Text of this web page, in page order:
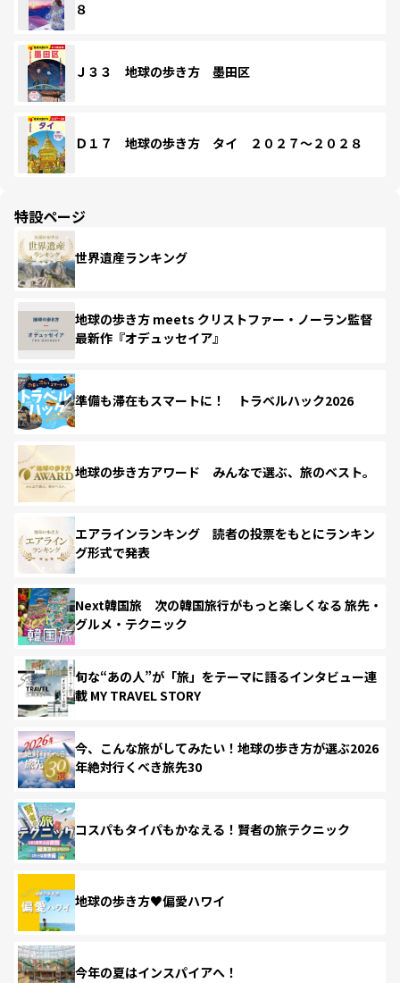
８
Ｊ３３ 地球の歩き方 墨田区
Ｄ１７ 地球の歩き方 タイ ２０２７～２０２８
特設ページ
世界遺産ランキング
地球の歩き方 meets クリストファー・ノーラン監督
最新作『オデュッセイア』
準備も滞在もスマートに！ トラベルハック2026
地球の歩き方アワード みんなで選ぶ、旅のベスト。
エアラインランキング 読者の投票をもとにランキン
グ形式で発表
Next韓国旅 次の韓国旅行がもっと楽しくなる 旅先・
グルメ・テクニック
旬な“あの人”が「旅」をテーマに語るインタビュー連
載 MY TRAVEL STORY
今、こんな旅がしてみたい！地球の歩き方が選ぶ2026
年絶対行くべき旅先30
コスパもタイパもかなえる！賢者の旅テクニック
地球の歩き方♥偏愛ハワイ
今年の夏はインスパイアへ！